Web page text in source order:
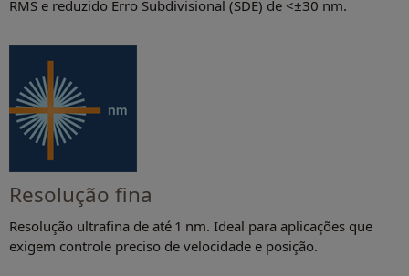
RMS e reduzido Erro Subdivisional (SDE) de <±30 nm.
Resolução fina
Resolução ultrafina de até 1 nm. Ideal para aplicações que
exigem controle preciso de velocidade e posição.